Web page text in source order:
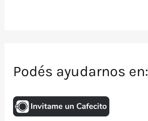
Podés ayudarnos en: